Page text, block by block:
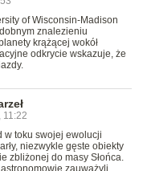
of Wisconsin-Madison
znalezieniu
krążącej wokół
odkrycie wskazuje, że
w toku swojej ewolucji
niezwykle gęste obiekty
zbliżonej do masy Słońca.